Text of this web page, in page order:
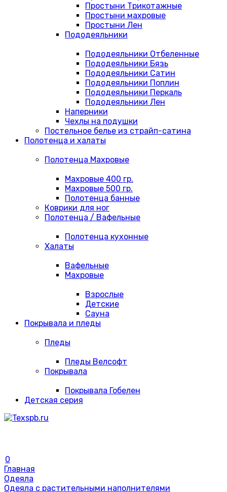
Простыни Трикотажные
Простыни махровые
Простыни Лен
Пододеяльники
Пододеяльники Отбеленные
Пододеяльники Бязь
Пододеяльники Сатин
Пододеяльники Поплин
Пододеяльники Перкаль
Пододеяльники Лен
Наперники
Чехлы на подушки
Постельное белье из страйп-сатина
Полотенца и халаты
Полотенца Махровые
Махровые 400 гр.
Махровые 500 гр.
Полотенца банные
Коврики для ног
Полотенца / Вафельные
Полотенца кухонные
Халаты
Вафельные
Махровые
Взрослые
Детские
Сауна
Покрывала и пледы
Пледы
Пледы Велсофт
Покрывала
Покрывала Гобелен
Детская серия
0
Главная
Одеяла
Одеяла с растительными наполнителями